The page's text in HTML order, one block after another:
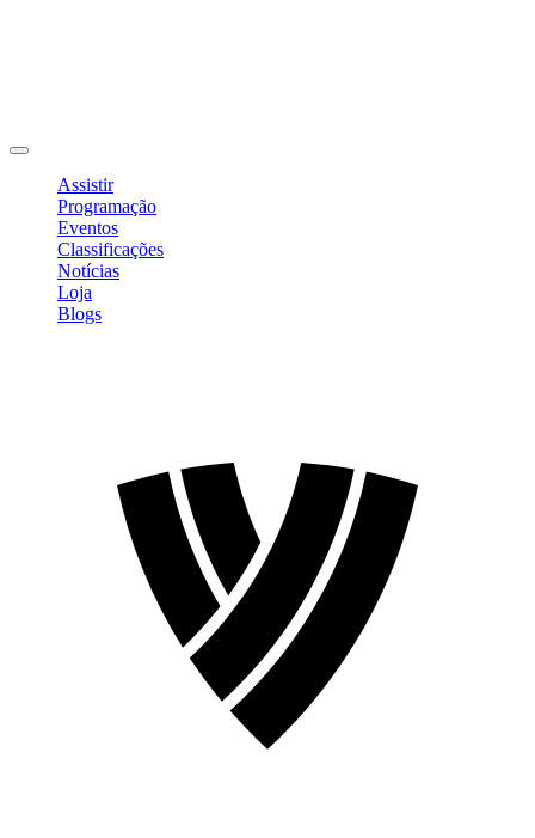
Assistir
Programação
Eventos
Classificações
Notícias
Loja
Blogs